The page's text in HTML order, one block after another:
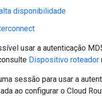
disponibilidade
usar a autenticação
Dispositivo roteador
sessão para usar a
ao configurar o Cloud